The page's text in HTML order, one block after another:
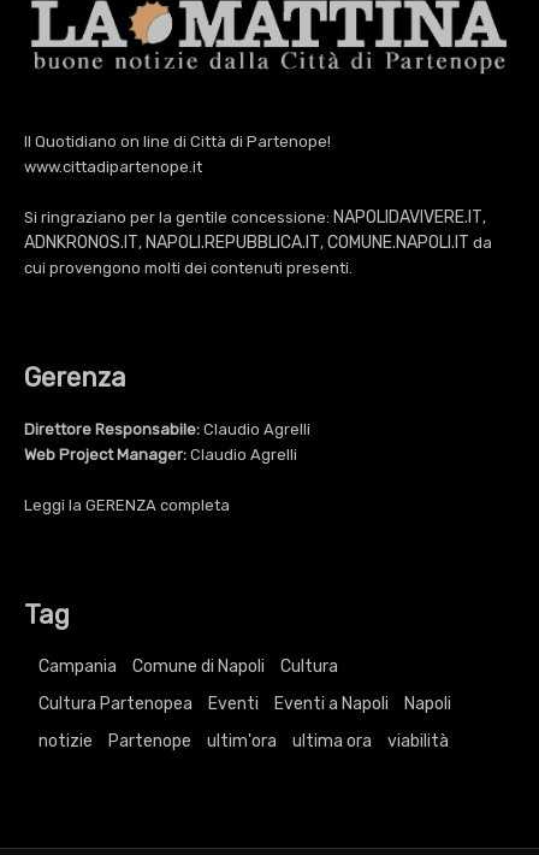
Il Quotidiano on line di Città di Partenope!
www.cittadipartenope.it
Si ringraziano per la gentile concessione: NAPOLIDAVIVERE.IT,
ADNKRONOS.IT, NAPOLI.REPUBBLICA.IT, COMUNE.NAPOLI.IT da
cui provengono molti dei contenuti presenti.
Gerenza
Direttore Responsabile: Claudio Agrelli
Web Project Manager: Claudio Agrelli
Leggi la GERENZA completa
Tag
Campania Comune di Napoli
Cultura
Cultura Partenopea
Eventi Eventi a Napoli
Napoli
notizie
Partenope ultim'ora ultima ora viabilità